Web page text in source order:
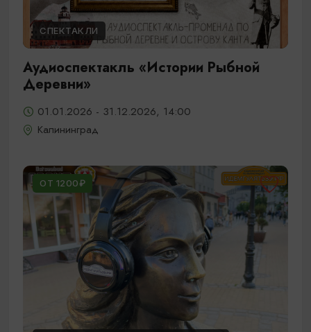
СПЕКТАКЛИ
Аудиоспектакль «Истории Рыбной
Деревни»
01.01.2026 - 31.12.2026, 14:00
Калининград
ОТ 1200₽